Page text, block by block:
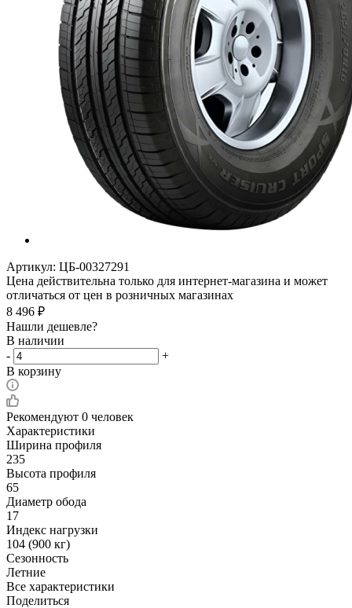
Артикул: ЦБ-00327291
Цена действительна только для интернет-магазина и может
отличаться от цен в розничных магазинах
8 496 ₽
Нашли дешевле?
В наличии
-
+
В корзину
Рекомендуют 0 человек
Характеристики
Ширина профиля
235
Высота профиля
65
Диаметр обода
17
Индекс нагрузки
104 (900 кг)
Сезонность
Летние
Все характеристики
Поделиться